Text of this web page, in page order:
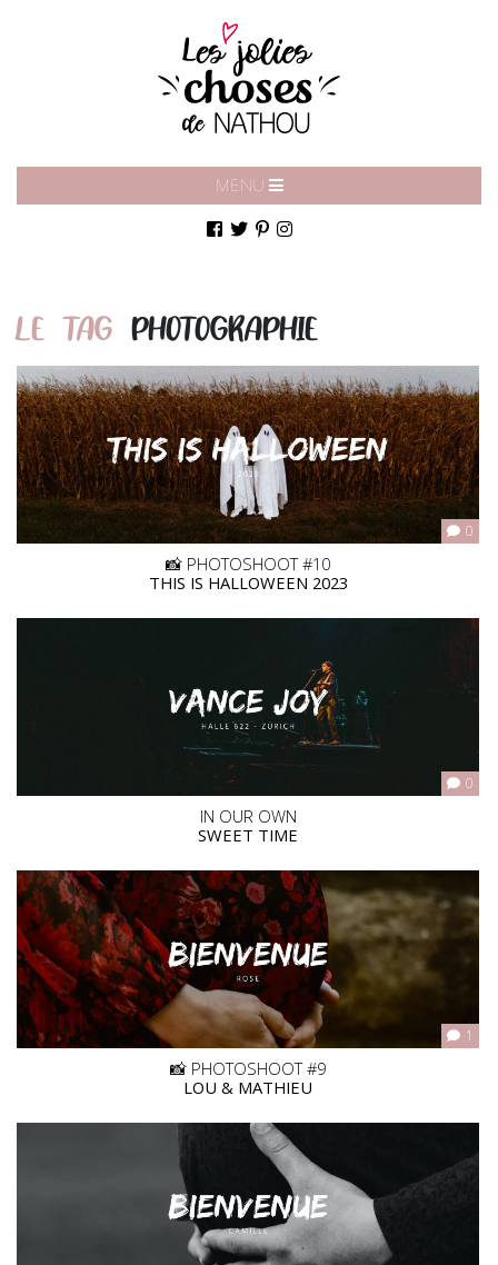
MENU
LE TAGPHOTOGRAPHIE
0
📸 PHOTOSHOOT #10
THIS IS HALLOWEEN 2023
0
IN OUR OWN
SWEET TIME
1
📸 PHOTOSHOOT #9
LOU & MATHIEU